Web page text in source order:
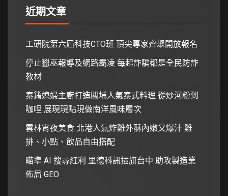
近期文章
工研院第六屆科技CTO班 頂尖專家齊聚開放報名
停止獵巫報導及網路霸凌 每起詐騙都是全民防詐
教材
泰籍媳婦主廚打造關埔人氣泰式料理 從炒河粉到
咖哩 展現現點現做南洋風味層次
雲林宵夜美食 北港人氣炸雞外酥內嫩又爆汁 雞
排、小點、飲品自由搭配
瞄準 AI 搜尋紅利 里德科訊插旗台中 助攻製造業
佈局 GEO